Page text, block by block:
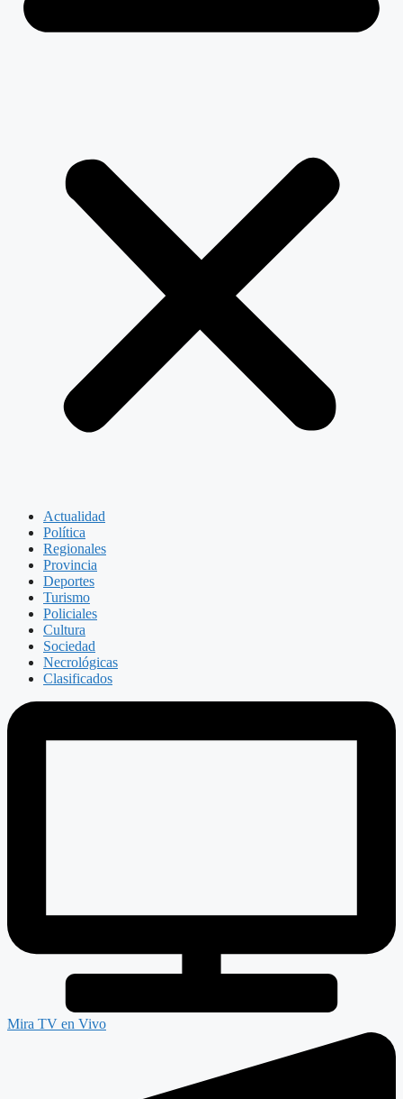
Actualidad
Política
Regionales
Provincia
Deportes
Turismo
Policiales
Cultura
Sociedad
Necrológicas
Clasificados
Mira TV en Vivo